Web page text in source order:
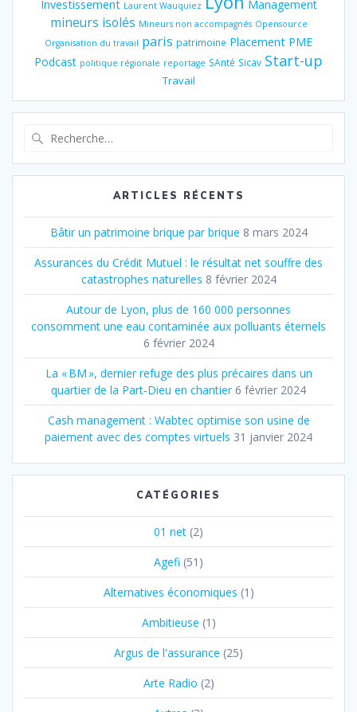
Investissement Laurent Wauquiez Management
mineurs isolés Mineurs non accompagnés Opensource
Organisation du travail paris patrimoine Placement PME
Podcast politique régionale reportage SAnté Sicav Start-up
Travail
:
ARTICLES RÉCENTS
Bâtir un patrimoine brique par brique 8 mars 2024
Assurances du Crédit Mutuel : le résultat net souffre des
catastrophes naturelles 8 février 2024
Autour de Lyon, plus de 160 000 personnes
consomment une eau contaminée aux polluants éternels
6 février 2024
La « BM », dernier refuge des plus précaires dans un
quartier de la Part‐Dieu en chantier 6 février 2024
Cash management : Wabtec optimise son usine de
paiement avec des comptes virtuels 31 janvier 2024
CATÉGORIES
01 net (2)
Agefi (51)
Alternatives économiques (1)
Ambitieuse (1)
Argus de l'assurance (25)
Arte Radio (2)